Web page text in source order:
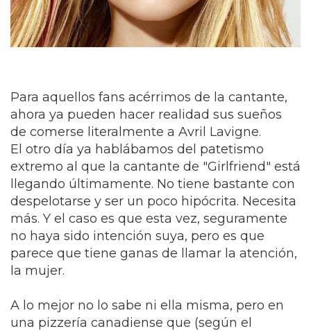
Para aquellos fans acérrimos de la cantante,
ahora ya pueden hacer realidad sus sueños
de comerse literalmente a Avril Lavigne.
El otro día ya hablábamos del patetismo
extremo al que la cantante de "Girlfriend" está
llegando últimamente. No tiene bastante con
despelotarse y ser un poco hipócrita. Necesita
más. Y el caso es que esta vez, seguramente
no haya sido intención suya, pero es que
parece que tiene ganas de llamar la atención,
la mujer.
A lo mejor no lo sabe ni ella misma, pero en
una pizzería canadiense que (según el